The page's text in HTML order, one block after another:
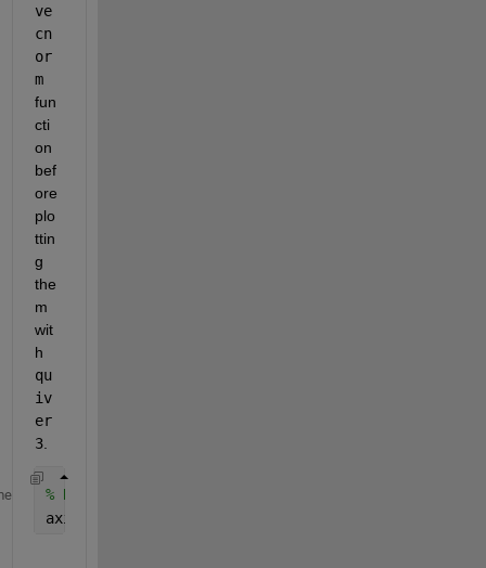
ve
cn
or
m
fun
cti
on
bef
ore
plo
ttin
g
the
m
wit
qu
iv
er
3.
% Normalize the eigenvectors
axis_mat = axis_mat ./ vecnorm(axis_mat);